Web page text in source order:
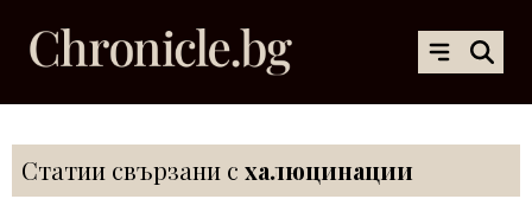
Статии свързани с халюцинации